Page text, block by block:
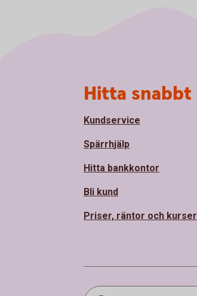
Hitta snabbt
Kundservice
Spärrhjälp
Hitta bankkontor
Bli kund
Priser, räntor och kurser